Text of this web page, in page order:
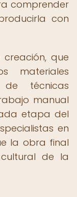
comprender
con
que
materiales
técnicas
manual
etapa del
en
la obra final
de la